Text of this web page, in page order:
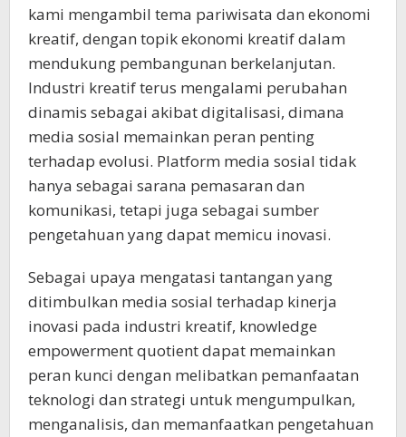
kami mengambil tema pariwisata dan ekonomi
kreatif, dengan topik ekonomi kreatif dalam
mendukung pembangunan berkelanjutan.
Industri kreatif terus mengalami perubahan
dinamis sebagai akibat digitalisasi, dimana
media sosial memainkan peran penting
terhadap evolusi. Platform media sosial tidak
hanya sebagai sarana pemasaran dan
komunikasi, tetapi juga sebagai sumber
pengetahuan yang dapat memicu inovasi.
Sebagai upaya mengatasi tantangan yang
ditimbulkan media sosial terhadap kinerja
inovasi pada industri kreatif, knowledge
empowerment quotient dapat memainkan
peran kunci dengan melibatkan pemanfaatan
teknologi dan strategi untuk mengumpulkan,
menganalisis, dan memanfaatkan pengetahuan